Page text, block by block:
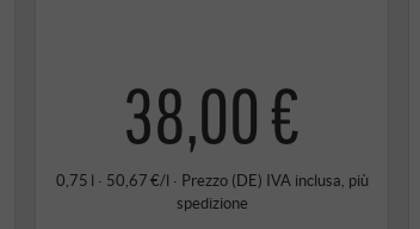
38,00 €
0,75 l · 50,67 €/l · Prezzo (DE) IVA inclusa , più
spedizione